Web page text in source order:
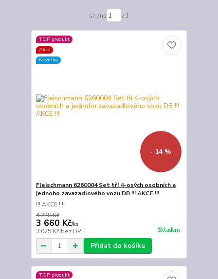
strana z 1
TOP produkt
Akce
Novinka
- 14 %
Fleischmann 6260004 Set tří 4-osých osobních a
jednoho zavazadlového vozu DB !!! AKCE !!!
!!! AKCE !!!
4 248 Kč
3 660 Kč/ks
3 025 Kč bez DPH Skladem
Přidat do košíku
TOP produkt